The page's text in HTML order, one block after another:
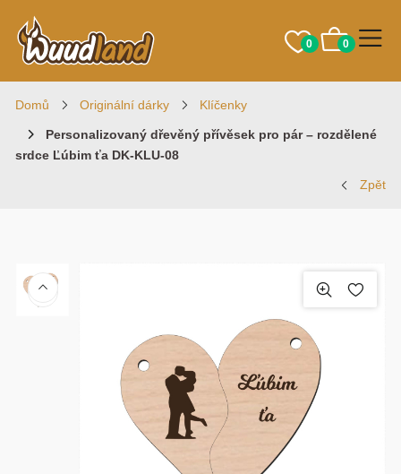
0 0
Domů Originální dárky Klíčenky
Personalizovaný dřevěný přívěsek pro pár – rozdělené
srdce Ľúbim ťa DK-KLU-08
Zpět